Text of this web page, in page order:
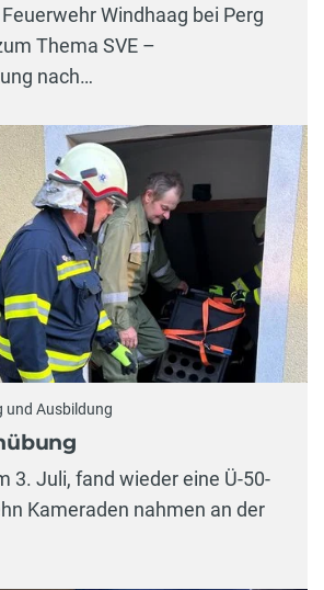
Windhaag bei Perg
Thema SVE –
nach…
und Ausbildung
3. Juli, fand wieder eine Ü-50-
Kameraden nahmen an der